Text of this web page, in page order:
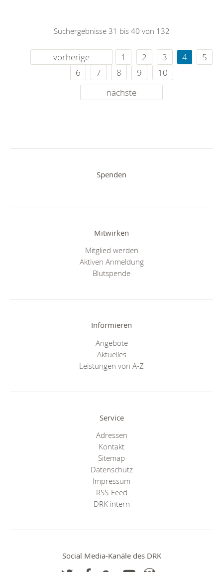
Suchergebnisse 31 bis 40 von 132
vorherige 1 2 3 4
5
6
7 8 9
10
nächste
Spenden
Mitwirken
Mitglied werden
Aktiven Anmeldung
Blutspende
Informieren
Angebote
Aktuelles
Leistungen von A-Z
Service
Adressen
Kontakt
Sitemap
Datenschutz
Impressum
RSS-Feed
DRK intern
Social Media-Kanäle des DRK